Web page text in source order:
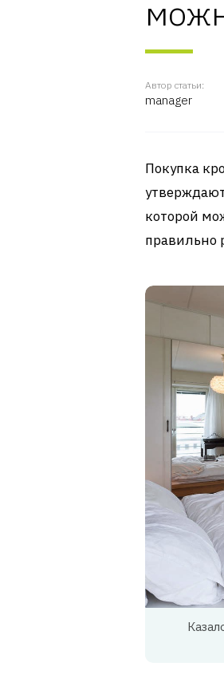
Автор статьи:
manager
Покупка
которой
правильно